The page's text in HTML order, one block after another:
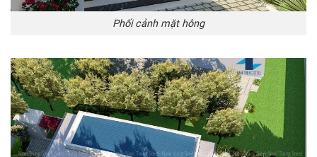
Phối cảnh mặt hông